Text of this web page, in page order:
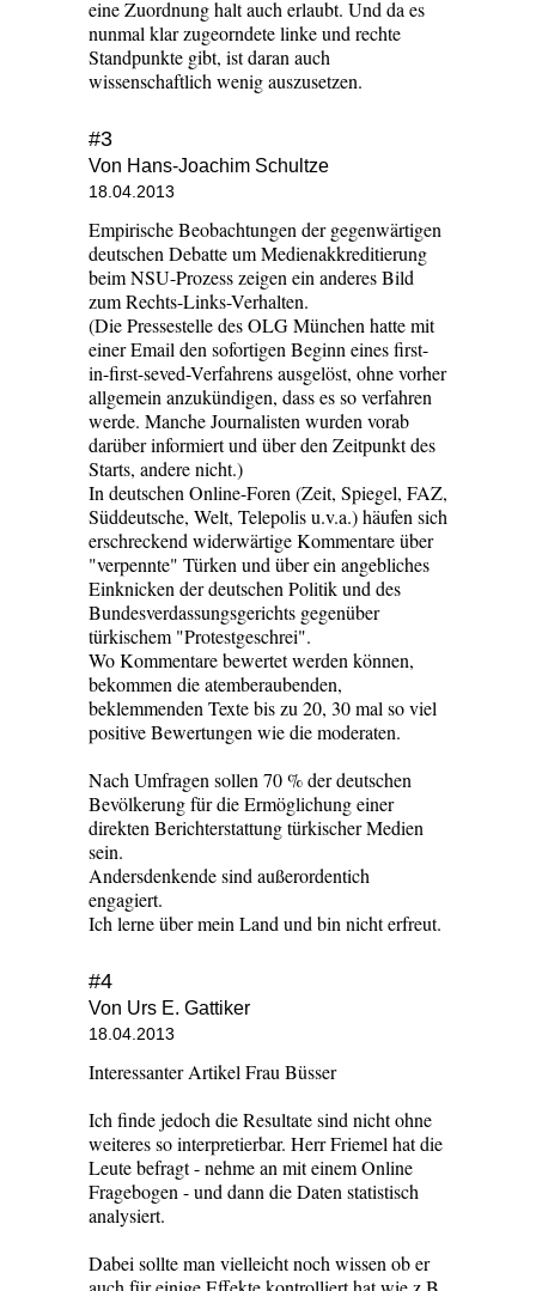
eine Zuordnung halt auch erlaubt. Und da es
nunmal klar zugeorndete linke und rechte
Standpunkte gibt, ist daran auch
wissenschaftlich wenig auszusetzen.
#3
Von Hans-Joachim Schultze
18.04.2013
Empirische Beobachtungen der gegenwärtigen
deutschen Debatte um Medienakkreditierung
beim NSU-Prozess zeigen ein anderes Bild
zum Rechts-Links-Verhalten.
(Die Pressestelle des OLG München hatte mit
einer Email den sofortigen Beginn eines first-
in-first-seved-Verfahrens ausgelöst, ohne vorher
allgemein anzukündigen, dass es so verfahren
werde. Manche Journalisten wurden vorab
darüber informiert und über den Zeitpunkt des
Starts, andere nicht.)
In deutschen Online-Foren (Zeit, Spiegel, FAZ,
Süddeutsche, Welt, Telepolis u.v.a.) häufen sich
erschreckend widerwärtige Kommentare über
"verpennte" Türken und über ein angebliches
Einknicken der deutschen Politik und des
Bundesverdassungsgerichts gegenüber
türkischem "Protestgeschrei".
Wo Kommentare bewertet werden können,
bekommen die atemberaubenden,
beklemmenden Texte bis zu 20, 30 mal so viel
positive Bewertungen wie die moderaten.
Nach Umfragen sollen 70 % der deutschen
Bevölkerung für die Ermöglichung einer
direkten Berichterstattung türkischer Medien
sein.
Andersdenkende sind außerordentich
engagiert.
Ich lerne über mein Land und bin nicht erfreut.
#4
Von Urs E. Gattiker
18.04.2013
Interessanter Artikel Frau Büsser
Ich finde jedoch die Resultate sind nicht ohne
weiteres so interpretierbar. Herr Friemel hat die
Leute befragt - nehme an mit einem Online
Fragebogen - und dann die Daten statistisch
analysiert.
Dabei sollte man vielleicht noch wissen ob er